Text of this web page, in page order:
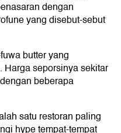
dengan
yang disebut-sebut
butter yang
Harga seporsinya sekitar
beberapa
satu restoran paling
hype tempat-tempat